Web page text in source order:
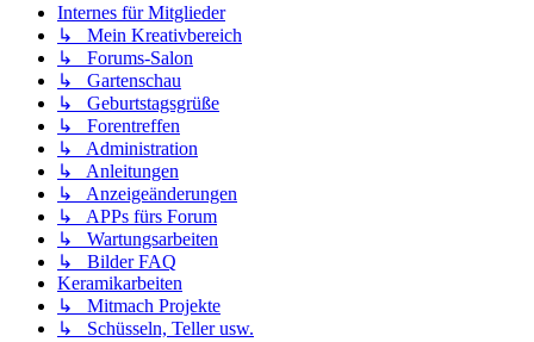
Internes für Mitglieder
↳ Mein Kreativbereich
↳ Forums-Salon
↳ Gartenschau
↳ Geburtstagsgrüße
↳ Forentreffen
↳ Administration
↳ Anleitungen
↳ Anzeigeänderungen
↳ APPs fürs Forum
↳ Wartungsarbeiten
↳ Bilder FAQ
Keramikarbeiten
↳ Mitmach Projekte
↳ Schüsseln, Teller usw.